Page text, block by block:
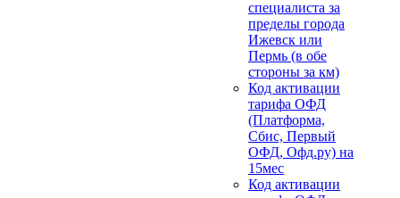
специалиста за
пределы города
Ижевск или
Пермь (в обе
стороны за км)
Код активации
тарифа ОФД
(Платформа,
Сбис, Первый
ОФД, Офд.ру) на
15мес
Код активации